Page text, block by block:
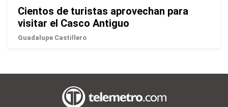
Cientos de turistas aprovechan para
visitar el Casco Antiguo
Guadalupe Castillero